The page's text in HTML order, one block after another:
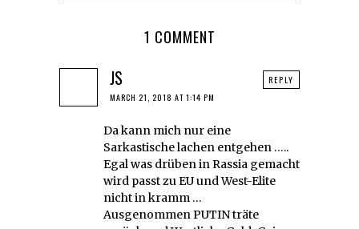
1 COMMENT
JS
MARCH 21, 2018 AT 1:14 PM
Da kann mich nur eine
Sarkastische lachen entgehen …..
Egal was drüben in Rassia gemacht
wird passt zu EU und West-Elite
nicht in kramm …
Ausgenommen PUTIN träte
REPLY